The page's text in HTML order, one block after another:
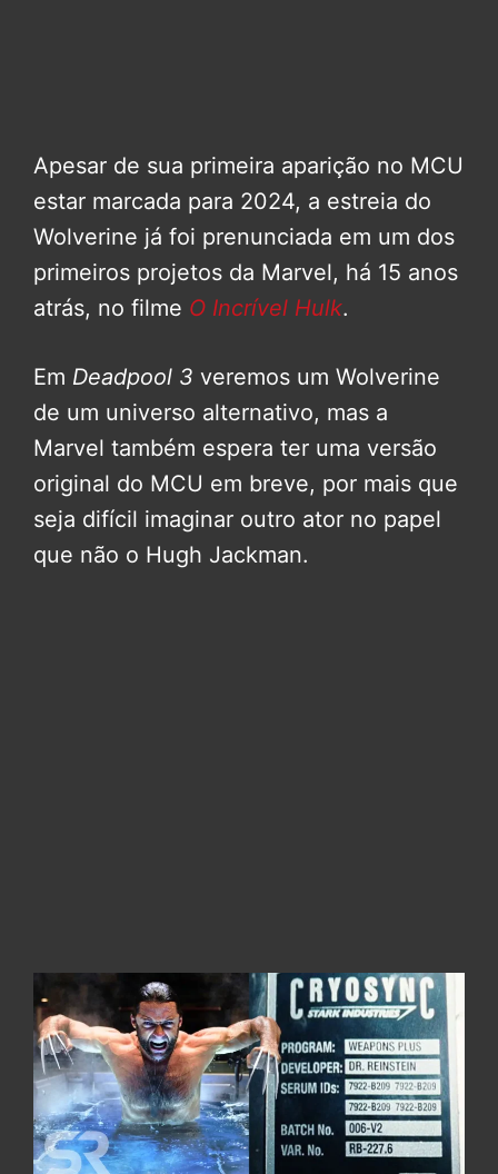
Apesar de sua primeira aparição no MCU
estar marcada para 2024, a estreia do
Wolverine já foi prenunciada em um dos
primeiros projetos da Marvel, há 15 anos
atrás, no filme O Incrível Hulk.
Em Deadpool 3 veremos um Wolverine
de um universo alternativo, mas a
Marvel também espera ter uma versão
original do MCU em breve, por mais que
seja difícil imaginar outro ator no papel
que não o Hugh Jackman.